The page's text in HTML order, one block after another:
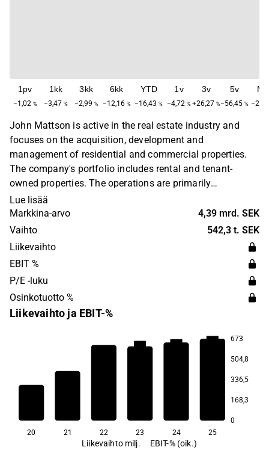
1pv
−1,02 %
1kk
−3,47 %
3kk
−2,99 %
6kk
−12,16 %
YTD
−16,43 %
1v
−4,72 %
3v
+26,27 %
5v
−56,45 %
John Mattson is active in the real estate industry and
focuses on the acquisition, development and
management of residential and commercial properties.
The company's portfolio includes rental and tenant-
owned properties. The operations are primarily
concentrated in Sweden and the Nordic market. John
Mattson was founded in 1965 and is headquartered in
Stockholm, Sweden.
Lue lisää
Markkina-arvo
4,39 mrd. SEK
Vaihto
542,3 t. SEK
Liikevaihto
EBIT %
P/E -luku
Osinkotuotto %
Liikevaihto ja EBIT-%
673
504,8
336,5
168,3
0
63,3 63,7 64,5
20 21 22 23 24 25
Liikevaihto milj. EBIT-% (oik.)